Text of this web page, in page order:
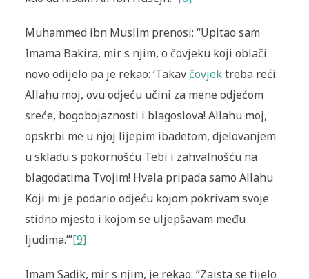
Muhammed ibn Muslim prenosi: “Upitao sam
Imama Bakira, mir s njim, o čovjeku koji oblači
novo odijelo pa je rekao: ‘Takav čovjektreba reći:
Allahu moj, ovu odjeću učini za mene odjećom
sreće, bogobojaznosti i blagoslova! Allahu moj,
opskrbi me u njoj lijepim ibadetom, djelovanjem
u skladu s pokornošću Tebi i zahvalnošću na
blagodatima Tvojim! Hvala pripada samo Allahu
Koji mi je podario odjeću kojom pokrivam svoje
stidno mjesto i kojom se uljepšavam među
ljudima.’”[9]
Imam Sadik, mir s njim, je rekao: “Zaista se tijelo